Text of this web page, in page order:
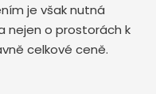
je však nutná
nejen o prostorách k
celkové ceně.